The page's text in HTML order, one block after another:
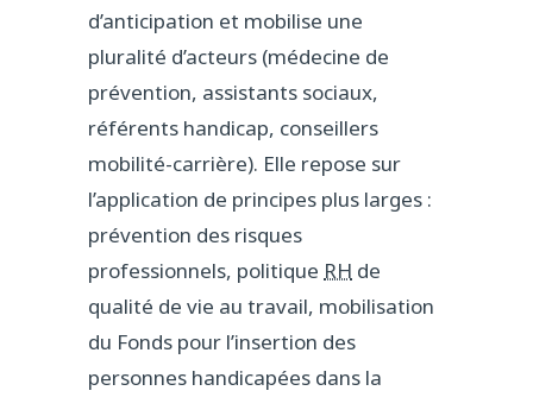
d’anticipation et mobilise une
pluralité d’acteurs (médecine de
prévention, assistants sociaux,
référents handicap, conseillers
mobilité-carrière). Elle repose sur
l’application de principes plus larges :
prévention des risques
professionnels, politique RH de
qualité de vie au travail, mobilisation
du Fonds pour l’insertion des
personnes handicapées dans la